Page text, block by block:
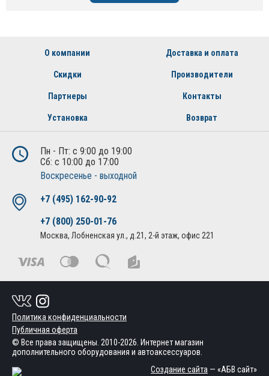
О компании Доставка и оплата
Скидки Производители
Партнеры Контакты
Установка Возврат
Пн - Пт: с 9:00 до 19:00
Сб: с 10:00 до 17:00
Воскресенье - выходной
+7 (495) 162-90-92
+7 (800) 250-01-76
Москва, Лобненская ул., д.21, 2-й этаж, офис 221
Политика конфиденциальности
Публичная оферта
© Все права защищены. 2010-2026. Интернет магазин
дополнительного оборудования и автоаксессуаров.
Создание сайта — «АБВ сайт»